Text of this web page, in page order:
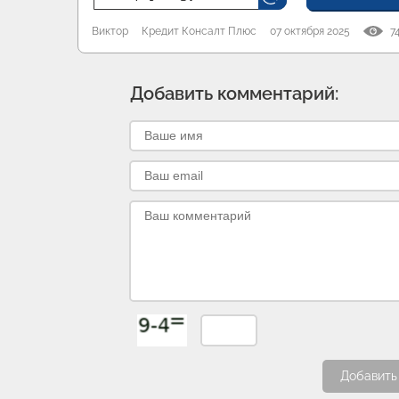
Виктор Кредит Консалт Плюс 07 октября 2025 74
Добавить комментарий: